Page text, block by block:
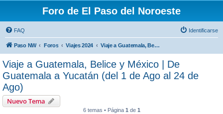
Foro de El Paso del Noroeste
FAQ Identificarse
Paso NW Foros Viajes 2024 Viaje a Guatemala, Belice y México | De Guatemala a Yucatán (del 1 de Ago al 24 de Ago)
Viaje a Guatemala, Belice y México | De
Guatemala a Yucatán (del 1 de Ago al 24 de
Ago)
Nuevo Tema
6 temas • Página 1 de 1